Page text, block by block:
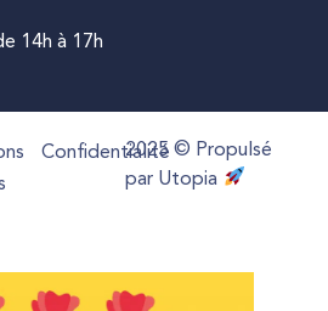
14h à 17h
Confidentialité2025 © Propulsé
par Utopia